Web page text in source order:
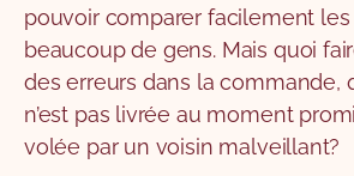
pouvoir comparer facilement les
beaucoup de gens. Mais quoi
des erreurs dans la commande,
n’est pas livrée au moment
volée par un voisin malveillant?